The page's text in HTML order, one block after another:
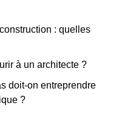
: quelles
à un architecte ?
doit-on entreprendre
?